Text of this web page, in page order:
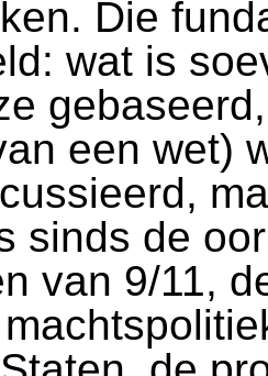
Die
wat is
een wet)
sinds de
van 9/11,